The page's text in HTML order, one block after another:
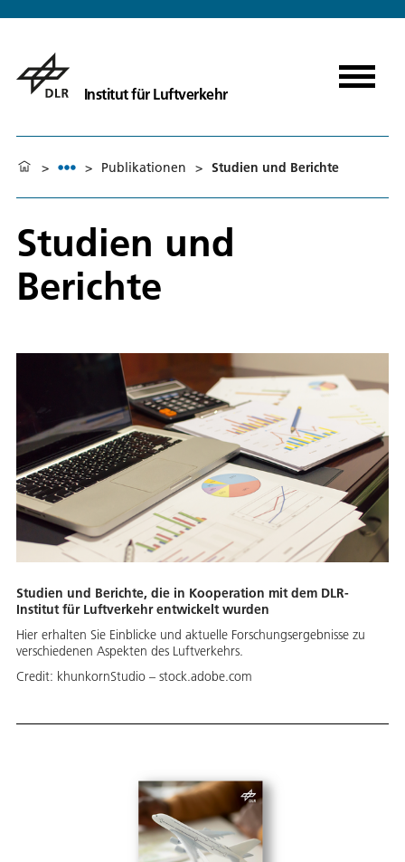
Institut für Luftverkehr
> > Publikationen > Studien und Berichte
Studien und
Berichte
Studien und Berichte, die in Kooperation mit dem DLR-
Institut für Luftverkehr entwickelt wurden
Hier erhalten Sie Einblicke und aktuelle Forschungsergebnisse zu
verschiedenen Aspekten des Luftverkehrs.
Credit: khunkornStudio – stock.adobe.com